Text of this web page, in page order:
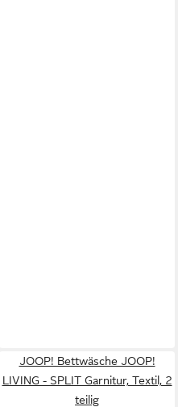
JOOP! Bettwäsche JOOP!
LIVING - SPLIT Garnitur, Textil, 2
teilig